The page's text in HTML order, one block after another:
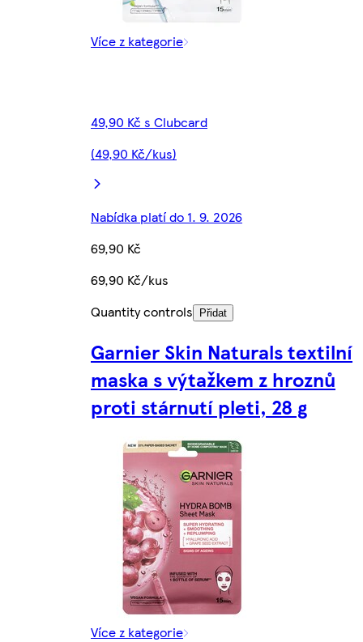
Více z kategorie
49,90 Kč s Clubcard
(49,90 Kč/kus)
Nabídka platí do 1. 9. 2026
69,90 Kč
69,90 Kč/kus
Quantity controls
Přidat
Garnier Skin Naturals textilní
maska s výtažkem z hroznů
proti stárnutí pleti, 28 g
Více z kategorie